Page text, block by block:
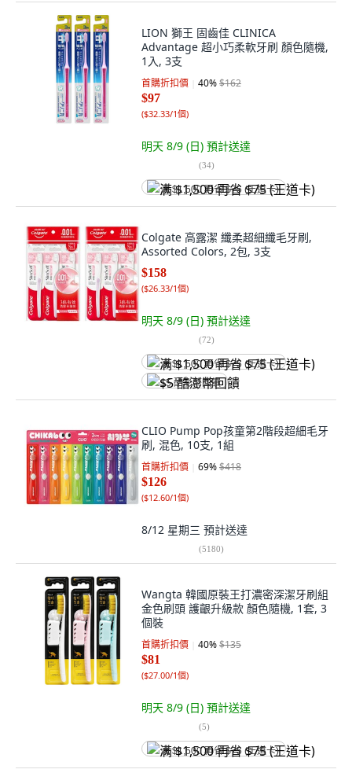
LION 獅王 固齒佳 CLINICA
Advantage 超小巧柔軟牙刷 顏色隨機,
1入, 3支
首購折扣價 40%$162
$97
($32.33/1個)
明天 8/9 (日) 預計送達
(34)
满 $1,500 再省 $75 (王道卡)
Colgate 高露潔 纖柔超細纖毛牙刷,
Assorted Colors, 2包, 3支
$158
($26.33/1個)
明天 8/9 (日) 預計送達
(72)
满 $1,500 再省 $75 (王道卡)
$5 酷澎幣回饋
CLIO Pump Pop孩童第2階段超細毛牙
刷, 混色, 10支, 1組
首購折扣價 69%$418
$126
($12.60/1個)
8/12 星期三 預計送達
(5180)
Wangta 韓國原裝王打濃密深潔牙刷組
金色刷頭 護齦升級款 顏色隨機, 1套, 3
個裝
首購折扣價 40%$135
$81
($27.00/1個)
明天 8/9 (日) 預計送達
(5)
满 $1,500 再省 $75 (王道卡)